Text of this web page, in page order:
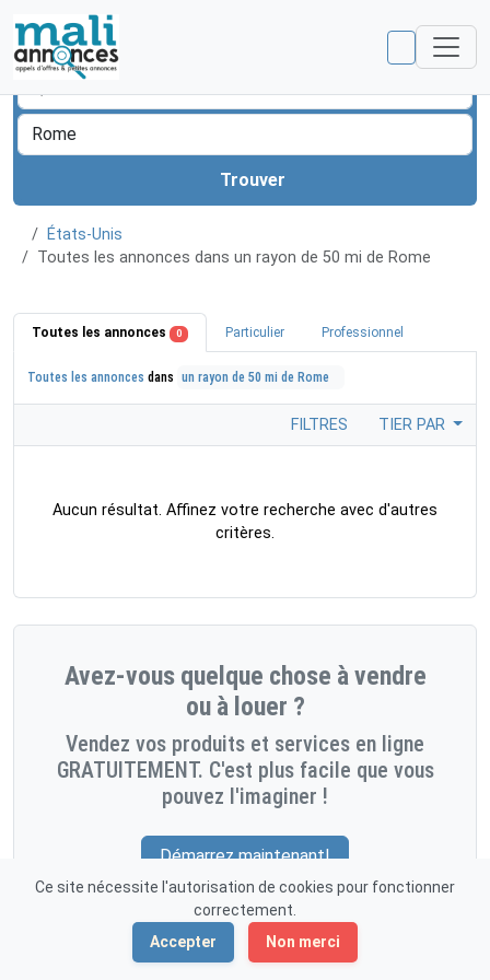
Trouver
États-Unis
Toutes les annonces dans un rayon de 50 mi de Rome
Toutes les annonces 0 Particulier Professionnel
Toutes les annonces dans un rayon de 50 mi de Rome
FILTRES TIER PAR
Aucun résultat. Affinez votre recherche avec d'autres
critères.
Avez-vous quelque chose à vendre
ou à louer ?
Vendez vos produits et services en ligne
GRATUITEMENT. C'est plus facile que vous
pouvez l'imaginer !
Démarrez maintenant!
Ce site nécessite l'autorisation de cookies pour fonctionner
correctement.
Accepter
Non merci